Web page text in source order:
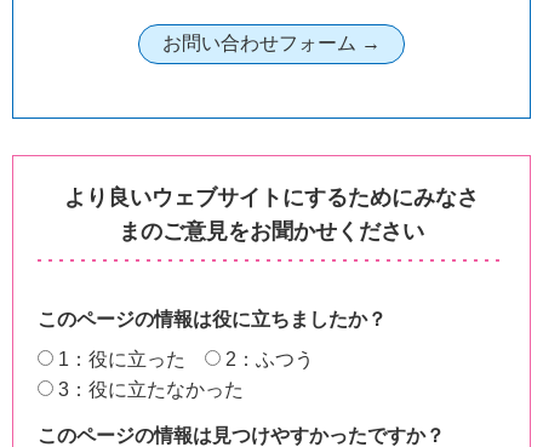
より良いウェブサイトにするためにみなさ
まのご意見をお聞かせください
このページの情報は役に立ちましたか？
1：役に立った
2：ふつう
3：役に立たなかった
このページの情報は見つけやすかったですか？